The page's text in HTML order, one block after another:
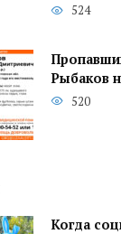
524
Рыбаков
520
Когда